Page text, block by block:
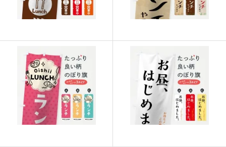
28 907 25396
31 901 27931
32 899 28768
33 897 29601
34 30430